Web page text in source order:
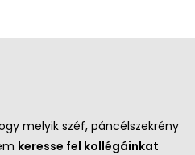
melyik széf, páncélszekrény
keresse fel kollégáinkat